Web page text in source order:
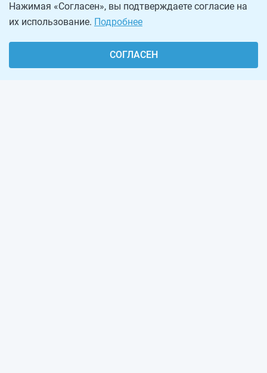
Нажимая «Согласен», вы подтверждаете согласие на
их использование. Подробнее
СОГЛАСЕН